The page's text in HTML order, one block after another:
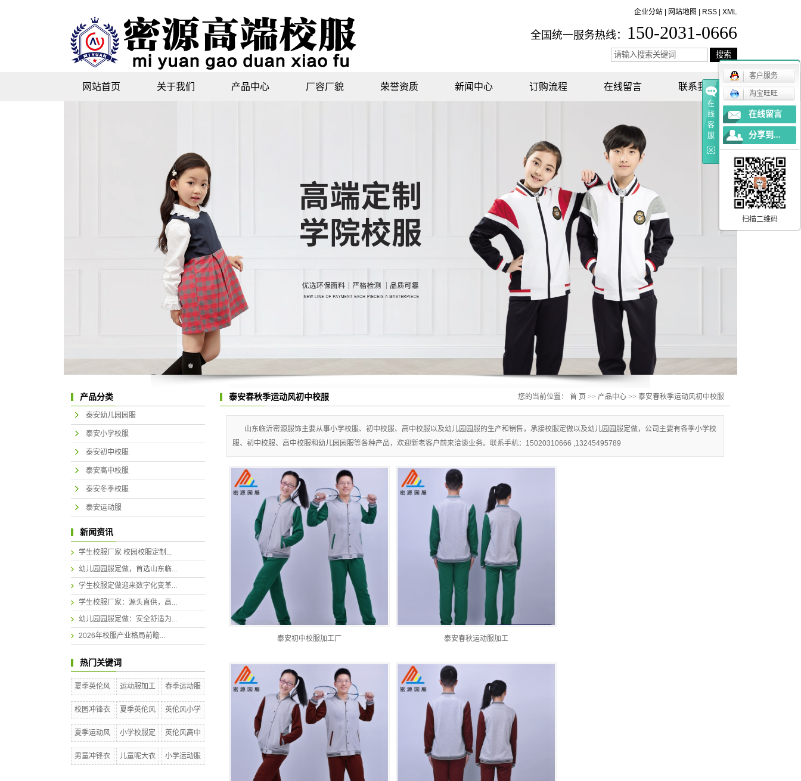
企业分站 网站地图 RSS XML
全国统一服务热线： 150-2031-0666
网站首页 关于我们 产品中心 厂容厂貌 荣誉资质 新闻中心 订购流程 在线留言 联系我们
产品分类
泰安幼儿园园服
泰安小学校服
泰安初中校服
泰安高中校服
泰安冬季校服
泰安运动服
新闻资讯
学生校服厂家 校园校服定制...
幼儿园园服定做，首选山东临...
学生校服定做迎来数字化变革...
学生校服厂家：源头直供，高...
幼儿园园服定做：安全舒适为...
2026年校服产业格局前瞻...
热门关键词
夏季英伦风 运动服加工 春季运动服
校园冲锋衣 夏季英伦风 英伦风小学
夏季运动风 小学校服定 英伦风高中
男童冲锋衣 儿童呢大衣 小学运动服
泰安春秋季运动风初中校服 您的当前位置： 首 页 >> 产品中心 >> 泰安春秋季运动风初中校服
山东临沂密源服饰主要从事小学校服、初中校服、高中校服以及幼儿园园服的生产和销售，承接校服定做以及幼儿园园服定做，公司主要有各季小学校
服、初中校服、高中校服和幼儿园园服等各种产品，欢迎新老客户前来洽谈业务。联系手机：15020310666 ,13245495789
泰安初中校服加工厂 泰安春秋运动服加工
在
线
客
服
客户服务
淘宝旺旺
在线留言
分享到...
扫描二维码